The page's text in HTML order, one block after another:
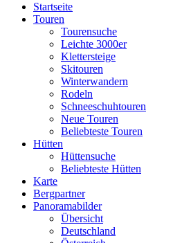
Startseite
Touren
Tourensuche
Leichte 3000er
Klettersteige
Skitouren
Winterwandern
Rodeln
Schneeschuhtouren
Neue Touren
Beliebteste Touren
Hütten
Hüttensuche
Beliebteste Hütten
Karte
Bergpartner
Panoramabilder
Übersicht
Deutschland